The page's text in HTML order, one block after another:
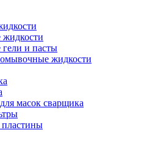
и пасты
жидкости
масок сварщика